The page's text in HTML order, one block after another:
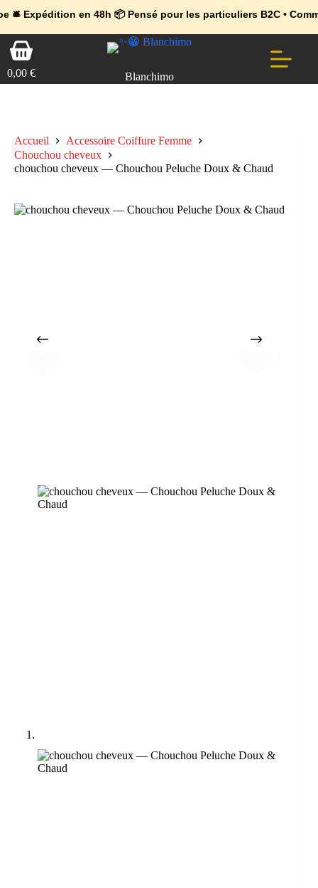
en 48h 📦 Pensé pour les particuliers B2C • Commande
🔥 Déjà adopté par les pros 👉 Passez en Espace Pro B2B 📦
💼 Offres réservées aux professionnels 🚀 Rejoignez l’Espace Pro
PasserPanier
d’achat
0,00 € Blanchimo
Accueil
Accessoire Coiffure Femme
Chouchou cheveux
chouchou cheveux — Chouchou Peluche Doux & Chaud